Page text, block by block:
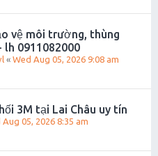
vệ môi trường, thùng
lh 0911082000
« Wed Aug 05, 2026 9:08 am
3M tại Lai Châu uy tín
Aug 05, 2026 8:35 am